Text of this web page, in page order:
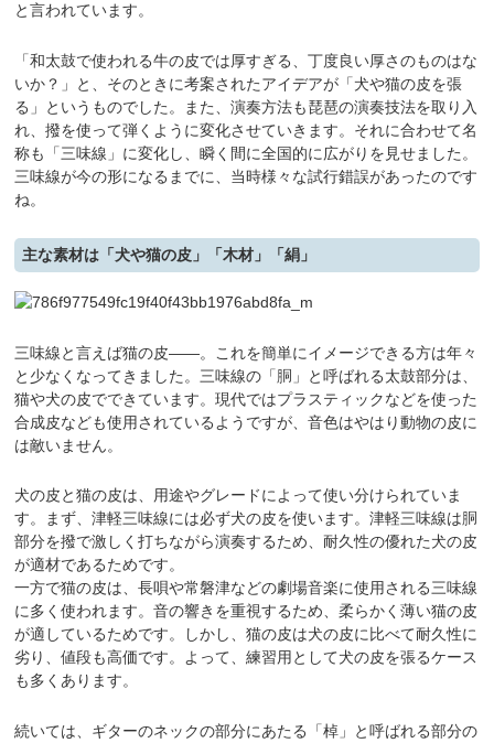
と言われています。
「和太鼓で使われる牛の皮では厚すぎる、丁度良い厚さのものはな
いか？」と、そのときに考案されたアイデアが「犬や猫の皮を張
る」というものでした。また、演奏方法も琵琶の演奏技法を取り入
れ、撥を使って弾くように変化させていきます。それに合わせて名
称も「三味線」に変化し、瞬く間に全国的に広がりを見せました。
三味線が今の形になるまでに、当時様々な試行錯誤があったのです
ね。
主な素材は「犬や猫の皮」「木材」「絹」
三味線と言えば猫の皮――。これを簡単にイメージできる方は年々
と少なくなってきました。三味線の「胴」と呼ばれる太鼓部分は、
猫や犬の皮でできています。現代ではプラスティックなどを使った
合成皮なども使用されているようですが、音色はやはり動物の皮に
は敵いません。
犬の皮と猫の皮は、用途やグレードによって使い分けられていま
す。まず、津軽三味線には必ず犬の皮を使います。津軽三味線は胴
部分を撥で激しく打ちながら演奏するため、耐久性の優れた犬の皮
が適材であるためです。
一方で猫の皮は、長唄や常磐津などの劇場音楽に使用される三味線
に多く使われます。音の響きを重視するため、柔らかく薄い猫の皮
が適しているためです。しかし、猫の皮は犬の皮に比べて耐久性に
劣り、値段も高価です。よって、練習用として犬の皮を張るケース
も多くあります。
続いては、ギターのネックの部分にあたる「棹」と呼ばれる部分の